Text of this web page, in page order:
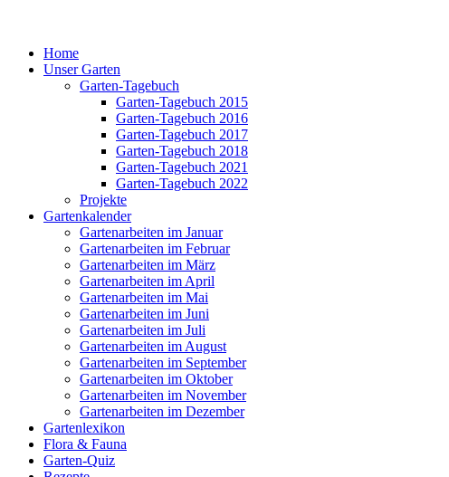
Home
Unser Garten
Garten-Tagebuch
Garten-Tagebuch 2015
Garten-Tagebuch 2016
Garten-Tagebuch 2017
Garten-Tagebuch 2018
Garten-Tagebuch 2021
Garten-Tagebuch 2022
Projekte
Gartenkalender
Gartenarbeiten im Januar
Gartenarbeiten im Februar
Gartenarbeiten im März
Gartenarbeiten im April
Gartenarbeiten im Mai
Gartenarbeiten im Juni
Gartenarbeiten im Juli
Gartenarbeiten im August
Gartenarbeiten im September
Gartenarbeiten im Oktober
Gartenarbeiten im November
Gartenarbeiten im Dezember
Gartenlexikon
Flora & Fauna
Garten-Quiz